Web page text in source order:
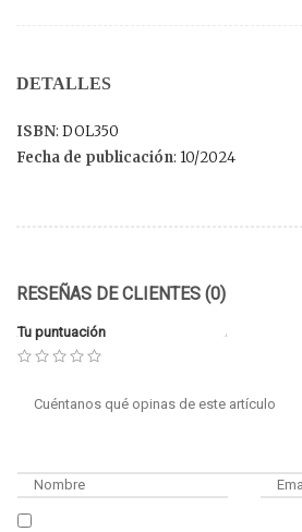
DETALLES
ISBN: DOL350
Fecha de publicación: 10/2024
RESEÑAS DE CLIENTES (0)
Tu puntuación